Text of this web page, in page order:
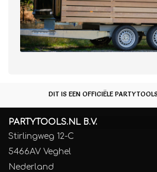
DIT IS EEN OFFICIËLE
PARTYTOOLS.NL B.V.
Stirlingweg 12-C
5466AV Veghel
Nederland